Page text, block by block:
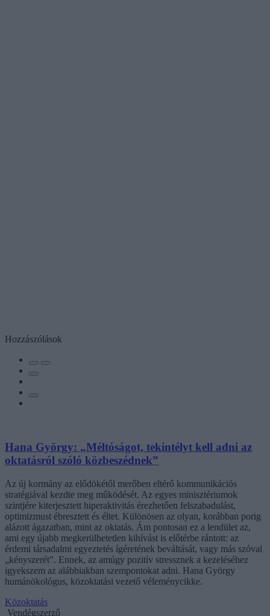
Hozzászólások
Hana György: „Méltóságot, tekintélyt kell adni az
oktatásról szóló közbeszédnek”
Az új kormány az elődökétől merőben eltérő kommunikációs
stratégiával kezdte meg működését. Az egyes minisztériumok
szintjére kiterjesztett hiperaktivitás érezhetően felszabadulást,
optimizmust ébresztett és éltet. Különösen az olyan, korábban porig
alázott ágazatban, mint az oktatás. Ám pontosan ez a lendület az,
ami egy újabb megkerülhetetlen kihívást is előtérbe rántott: az
érdemi társadalmi egyeztetés ígéretének beváltását, vagy más szóval
„kényszerét”. Ennek, az amúgy pozitív stressznek a kezeléséhez
igyekszem az alábbiakban szempontokat adni. Hana György
humánökológus, közoktatási vezető véleménycikke.
Közoktatás
Vendégszerző